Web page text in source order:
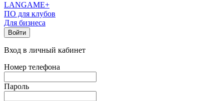
LANGAME+
ПО для клубов
Для бизнеса
Войти
Вход в личный кабинет
Номер телефона
Пароль